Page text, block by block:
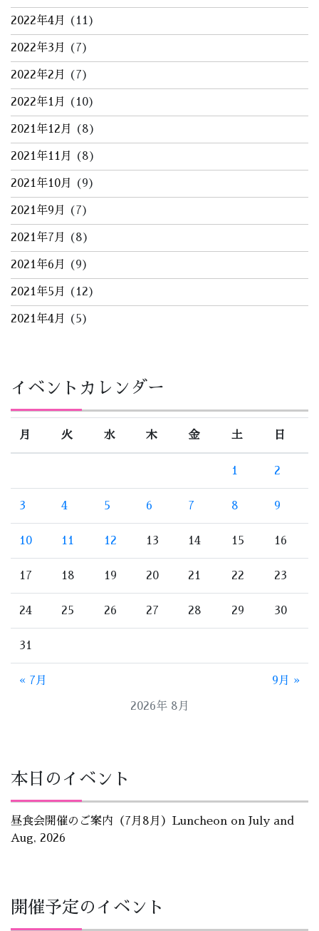
2022年4月 (11)
2022年3月 (7)
2022年2月 (7)
2022年1月 (10)
2021年12月 (8)
2021年11月 (8)
2021年10月 (9)
2021年9月 (7)
2021年7月 (8)
2021年6月 (9)
2021年5月 (12)
2021年4月 (5)
イベントカレンダー
2026年 8月
月 火 水 木 金 土 日
1 2
3 4 5 6 7 8 9
10 11 12 13 14 15 16
17 18 19 20 21 22 23
24 25 26 27 28 29 30
31
« 7月 9月 »
本日のイベント
昼食会開催のご案内（7月8月）Luncheon on July and
Aug, 2026
開催予定のイベント